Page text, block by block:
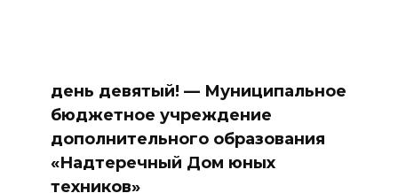
день девятый! — Муниципальное
бюджетное учреждение
дополнительного образования
«Надтеречный Дом юных
техников»